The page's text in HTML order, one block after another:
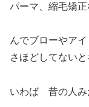
パーマ、縮毛矯正
んでブローやア
さほどしてないと
いわば 昔の人み